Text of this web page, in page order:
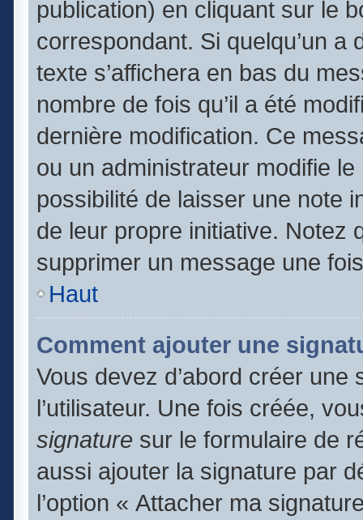
publication) en cliquant sur le
correspondant. Si quelqu’un
texte s’affichera en bas du
nombre de fois qu’il a été
dernière modification. Ce
ou un administrateur modifie
possibilité de laisser une note
de leur propre initiative. Notez
supprimer un message une
Haut
Comment ajouter une
Vous devez d’abord créer
l’utilisateur. Une fois créée,
signature sur le formulaire de
aussi ajouter la signature par
l’option « Attacher ma